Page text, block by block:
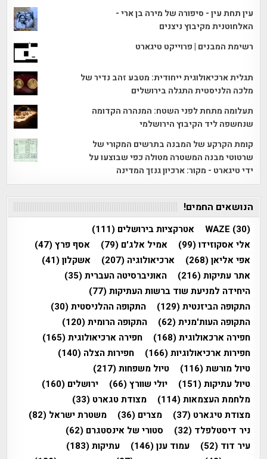
עין תחת עין - סיפורה של מירה בן ארי -
האלחוטנית מקיבוץ ניצנים
רשימת המבנים | פרוייקט טיגארט
תגלית ארכיאולוגית ייחודית: מטבע זהב נדיר של
מלכה הלניסטית התגלה בירושלים
תעלומה מתחת לפני השטח: המנהרה הקדומה
שנחשפה ליד הקיבוץ הירושלמי
קומת הקרקע של המבנה בתרשים המקורי של
שרטוטי מבנה המשטרה מטולה כפי שבוצעו על
ידי טיגארט - מקור: ארכיון גנזך המדינה
הנושאים החמים!
WAZE (30) אטרקציות בירושלים (111)
אלי אסקוזידו(99) אמיל אלג'ם (79) אסף פרץ(47)
אפי אליאן(268) ארכיאולוגיה (207) אשקלון(41)
אתר עתיקות(216) האוניברסיטה העברית(35)
היחידה למניעת שוד ברשות העתיקות(77)
התקופה הביזנטית(129) התקופה ההלניסטית(30)
התקופה העות'מנית(62) התקופה הרומית(120)
חפירה ארכאולוגית(168) חפירה ארכיאולוגית(165)
חפירות ארכיאולוגיות(166) חפירות הצלה (140)
טיול מורשת(116) טיול משפחות(217)
טיול עתיקות(151) יולי שוורץ(66) ירושלים (160)
מלחמת העצמאות(114) מצודת טגארט (33)
מצודת טיגארט (37) מצרים (36) משטרת ישראל (82)
ניר דיסטלפלד (32) סטורי של אינסטגרם (62)
עיר דוד (52) עמוד ענן(146) עתיקות(183)